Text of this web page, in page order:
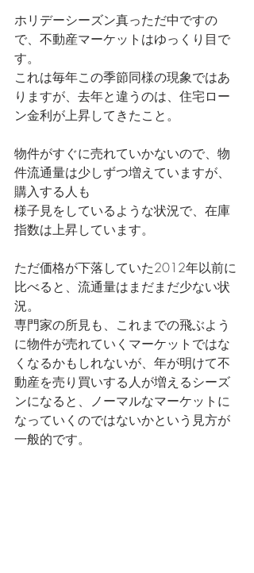
ホリデーシーズン真っただ中ですの
で、不動産マーケットはゆっくり目で
す。
これは毎年この季節同様の現象ではあ
りますが、去年と違うのは、住宅ロー
ン金利が上昇してきたこと。
物件がすぐに売れていかないので、物
件流通量は少しずつ増えていますが、
購入する人も
様子見をしているような状況で、在庫
指数は上昇しています。
ただ価格が下落していた2012年以前に
比べると、流通量はまだまだ少ない状
況。
専門家の所見も、これまでの飛ぶよう
に物件が売れていくマーケットではな
くなるかもしれないが、年が明けて不
動産を売り買いする人が増えるシーズ
ンになると、ノーマルなマーケットに
なっていくのではないかという見方が
一般的です。